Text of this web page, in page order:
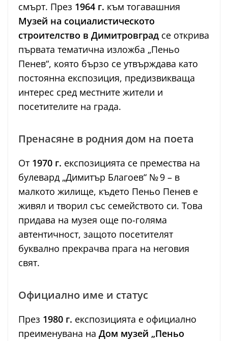
смърт. През 1964 г. към тогавашния
Музей на социалистическото
строителство в Димитровград се открива
първата тематична изложба „Пеньо
Пенев“, която бързо се утвърждава като
постоянна експозиция, предизвикваща
интерес сред местните жители и
посетителите на града.
Пренасяне в родния дом на поета
От 1970 г. експозицията се премества на
булевард „Димитър Благоев“ № 9 – в
малкото жилище, където Пеньо Пенев е
живял и творил със семейството си. Това
придава на музея още по-голяма
автентичност, защото посетителят
буквално прекрачва прага на неговия
свят.
Официално име и статус
През 1980 г. експозицията е официално
преименувана на Дом музей „Пеньо